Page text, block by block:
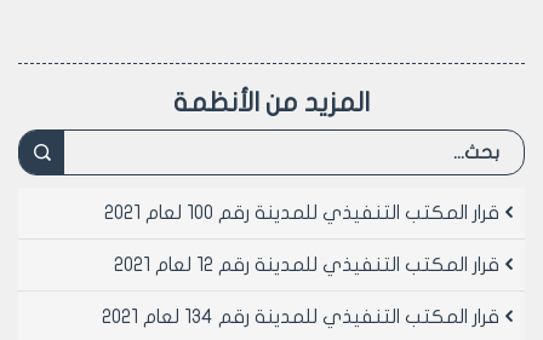
استثمارها المؤرخ في 5/4/2000 المتضمن تقدير إيجار فندق
سابعة محلة باب الفرج أول الشارع المؤدي إلى بحسيتا
وعشرون ألف ليرة سورية لا غير سنوياً.
5. تصديق ضبط لجنة تقدير بدلات إيجار عقارات مجلس مدينة
استثمارها المؤرخ في 5/4/2000 المتضمن تقدير إيجار غرفة
المزيد من الأنظمة
قرار المكتب التنفيذي للمدينة رقم 100 لعام 2021
قرار المكتب التنفيذي للمدينة رقم 12 لعام 2021
قرار المكتب التنفيذي للمدينة رقم 134 لعام 2021